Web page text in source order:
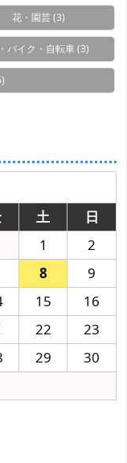
花・園芸(3)
バイク・自転車(3)
土
日
1
2
8
9
15
16
22
23
29
30